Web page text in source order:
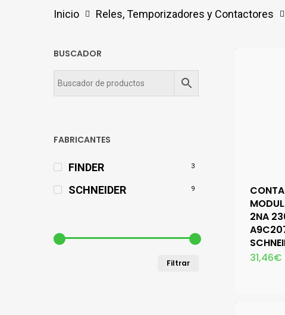
Inicio Reles, Temporizadores y Contactores
BUSCADOR
FABRICANTES
FINDER 3
SCHNEIDER 9
Filtrar
2NA
31,46€